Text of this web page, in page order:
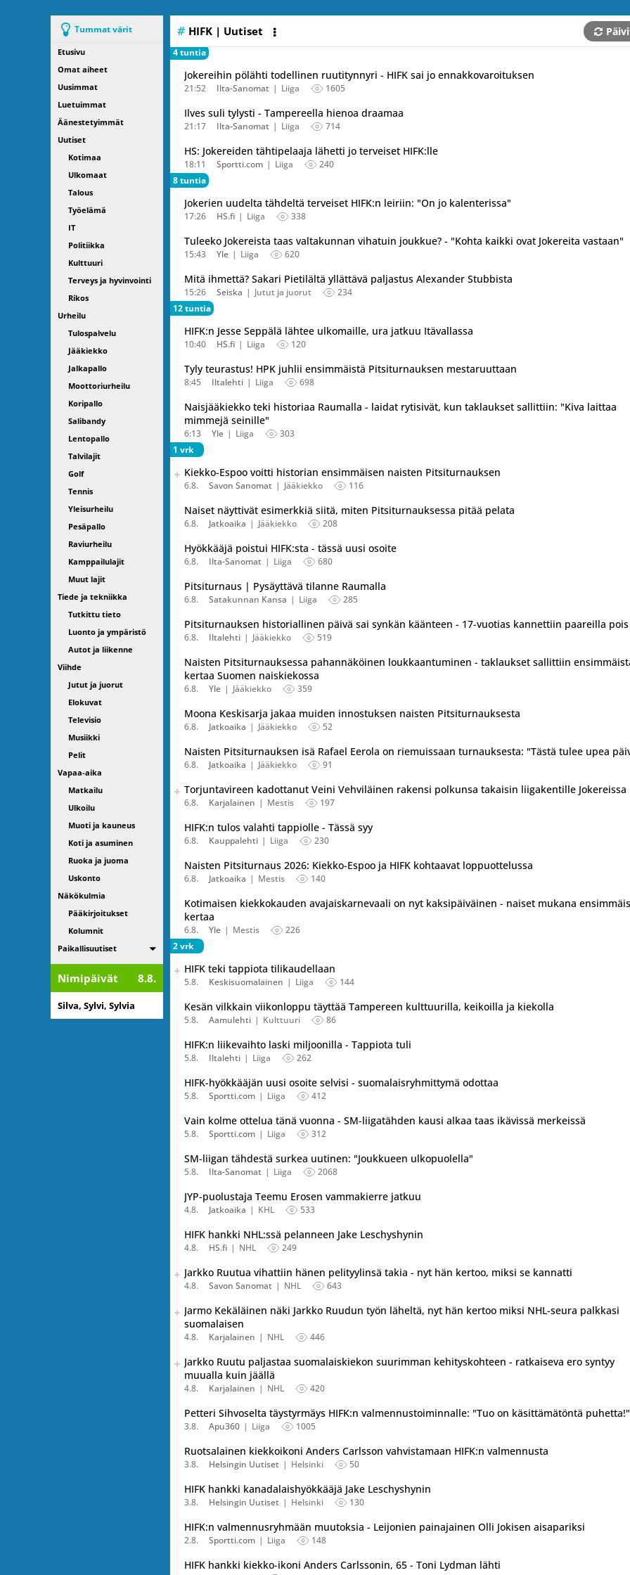
Tummat värit
Etusivu
Omat aiheet
Uusimmat
Luetuimmat
Äänestetyimmät
Uutiset
Kotimaa
Ulkomaat
Talous
Työelämä
IT
Politiikka
Kulttuuri
Terveys ja hyvinvointi
Rikos
Urheilu
Tulospalvelu
Jääkiekko
Jalkapallo
Moottoriurheilu
Koripallo
Salibandy
Lentopallo
Talvilajit
Golf
Tennis
Yleisurheilu
Pesäpallo
Raviurheilu
Kamppailulajit
Muut lajit
Tiede ja tekniikka
Tutkittu tieto
Luonto ja ympäristö
Autot ja liikenne
Viihde
Jutut ja juorut
Elokuvat
Televisio
Musiikki
Pelit
Vapaa-aika
Matkailu
Ulkoilu
Muoti ja kauneus
Koti ja asuminen
Ruoka ja juoma
Uskonto
Näkökulmia
Pääkirjoitukset
Kolumnit
Paikallisuutiset
Listaa alakategoriat
Nimipäivät 8.8.
Silva, Sylvi, Sylvia
HIFK | Uutiset
4 tuntia
Jokereihin pölähti todellinen ruutitynnyri - HIFK sai jo ennakkovaroituksen
21:52 Ilta-Sanomat Liiga 1605
Ilves suli tylysti - Tampereella hienoa draamaa
21:17 Ilta-Sanomat Liiga 714
HS: Jokereiden tähtipelaaja lähetti jo terveiset HIFK:lle
18:11 Sportti.com Liiga
240
8 tuntia
Jokerien uudelta tähdeltä terveiset HIFK:n leiriin: "On jo kalenterissa"
17:26 HS.fi Liiga 338
Tuleeko Jokereista taas valtakunnan vihatuin joukkue? - "Kohta kaikki ovat Jokereita vastaan"
15:43 Yle Liiga 620
Mitä ihmettä? Sakari Pietilältä yllättävä paljastus Alexander Stubbista
15:26 Seiska Jutut ja juorut
234
12 tuntia
HIFK:n Jesse Seppälä lähtee ulkomaille, ura jatkuu Itävallassa
10:40 HS.fi Liiga 120
Tyly teurastus! HPK juhlii ensimmäistä Pitsiturnauksen mestaruuttaan
8:45 Iltalehti Liiga 698
Naisjääkiekko teki historiaa Raumalla - laidat rytisivät, kun taklaukset sallittiin: "Kiva laittaa
mimmejä seinille"
6:13 Yle Liiga
303
1 vrk
Seuraava uutinen on julkaistu useassa eri lähteessä.
Listaa uutisen kaikki versiot
Kiekko-Espoo voitti historian ensimmäisen naisten Pitsiturnauksen
6.8. Savon Sanomat Jääkiekko 116
Naiset näyttivät esimerkkiä siitä, miten Pitsiturnauksessa pitää pelata
6.8. Jatkoaika Jääkiekko 208
Hyökkääjä poistui HIFK:sta - tässä uusi osoite
6.8. Ilta-Sanomat Liiga 680
Pitsiturnaus | Pysäyttävä tilanne Raumalla
6.8. Satakunnan Kansa Liiga 285
Pitsiturnauksen historiallinen päivä sai synkän käänteen - 17-vuotias kannettiin paareilla pois
6.8. Iltalehti Jääkiekko 519
Naisten Pitsiturnauksessa pahannäköinen loukkaantuminen - taklaukset sallittiin
kertaa Suomen naiskiekossa
6.8. Yle Jääkiekko 359
Moona Keskisarja jakaa muiden innostuksen naisten Pitsiturnauksesta
6.8. Jatkoaika Jääkiekko 52
Naisten Pitsiturnauksen isä Rafael Eerola on riemuissaan turnauksesta: "Tästä tulee upea
6.8. Jatkoaika Jääkiekko 91
Seuraava uutinen on julkaistu useassa eri lähteessä.
Listaa uutisen kaikki versiot
Torjuntavireen kadottanut Veini Vehviläinen rakensi polkunsa takaisin liigakentille Jokereissa
6.8. Karjalainen Mestis 197
HIFK:n tulos valahti tappiolle - Tässä syy
6.8. Kauppalehti Liiga 230
Naisten Pitsiturnaus 2026: Kiekko-Espoo ja HIFK kohtaavat loppuottelussa
6.8. Jatkoaika Mestis 140
Kotimaisen kiekkokauden avajaiskarnevaali on nyt kaksipäiväinen - naiset mukana
kertaa
6.8. Yle Mestis
226
2 vrk
Seuraava uutinen on julkaistu useassa eri lähteessä.
Listaa uutisen kaikki versiot
HIFK teki tappiota tilikaudellaan
5.8. Keskisuomalainen Liiga 144
Kesän vilkkain viikonloppu täyttää Tampereen kulttuurilla, keikoilla ja kiekolla
5.8. Aamulehti Kulttuuri 86
HIFK:n liikevaihto laski miljoonilla - Tappiota tuli
5.8. Iltalehti Liiga 262
HIFK-hyökkääjän uusi osoite selvisi - suomalaisryhmittymä odottaa
5.8. Sportti.com Liiga 412
Vain kolme ottelua tänä vuonna - SM-liigatähden kausi alkaa taas ikävissä merkeissä
5.8. Sportti.com Liiga 312
SM-liigan tähdestä surkea uutinen: "Joukkueen ulkopuolella"
5.8. Ilta-Sanomat Liiga 2068
JYP-puolustaja Teemu Erosen vammakierre jatkuu
4.8. Jatkoaika KHL 533
HIFK hankki NHL:ssä pelanneen Jake Leschyshynin
4.8. HS.fi NHL 249
Seuraava uutinen on julkaistu useassa eri lähteessä.
Listaa uutisen kaikki versiot
Jarkko Ruutua vihattiin hänen pelityylinsä takia - nyt hän kertoo, miksi se kannatti
4.8. Savon Sanomat NHL 643
Seuraava uutinen on julkaistu useassa eri lähteessä.
Listaa uutisen kaikki versiot
Jarmo Kekäläinen näki Jarkko Ruudun työn läheltä, nyt hän kertoo miksi NHL-seura palkkasi
suomalaisen
4.8. Karjalainen NHL 446
Seuraava uutinen on julkaistu useassa eri lähteessä.
Listaa uutisen kaikki versiot
Jarkko Ruutu paljastaa suomalaiskiekon suurimman kehityskohteen - ratkaiseva ero syntyy
muualla kuin jäällä
4.8. Karjalainen NHL 420
Petteri Sihvoselta täystyrmäys HIFK:n valmennustoiminnalle: "Tuo on käsittämätöntä puhetta!"
3.8. Apu360 Liiga 1005
Ruotsalainen kiekkoikoni Anders Carlsson vahvistamaan HIFK:n valmennusta
3.8. Helsingin Uutiset Helsinki 50
HIFK hankki kanadalaishyökkääjä Jake Leschyshynin
3.8. Helsingin Uutiset Helsinki 130
HIFK:n valmennusryhmään muutoksia - Leijonien painajainen Olli Jokisen aisapariksi
2.8. Sportti.com Liiga 148
HIFK hankki kiekko-ikoni Anders Carlssonin, 65 - Toni Lydman lähti